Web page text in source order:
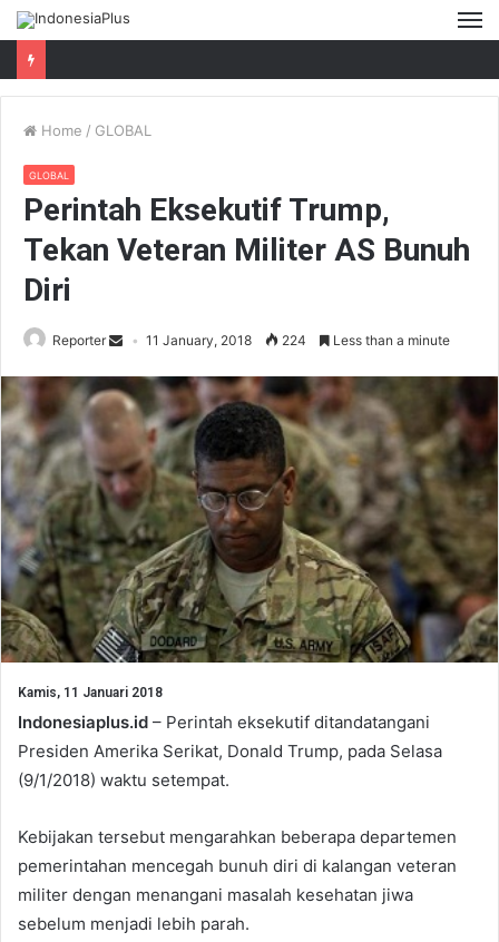
Home / GLOBAL
GLOBAL
Perintah Eksekutif Trump,
Tekan Veteran Militer AS Bunuh
Diri
Reporter 11 January, 2018 224 Less than a minute
Kamis, 11 Januari 2018
Indonesiaplus.id – Perintah eksekutif ditandatangani
Presiden Amerika Serikat, Donald Trump, pada Selasa
(9/1/2018) waktu setempat.
Kebijakan tersebut mengarahkan beberapa departemen
pemerintahan mencegah bunuh diri di kalangan veteran
militer dengan menangani masalah kesehatan jiwa
sebelum menjadi lebih parah.